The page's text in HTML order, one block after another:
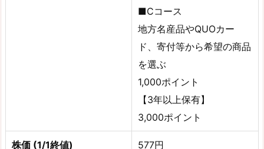
■Cコース
地方名産品やQUOカー
ド、寄付等から希望の商品
を選ぶ
1,000ポイント
【3年以上保有】
3,000ポイント
株価 (1/1終値) 577円